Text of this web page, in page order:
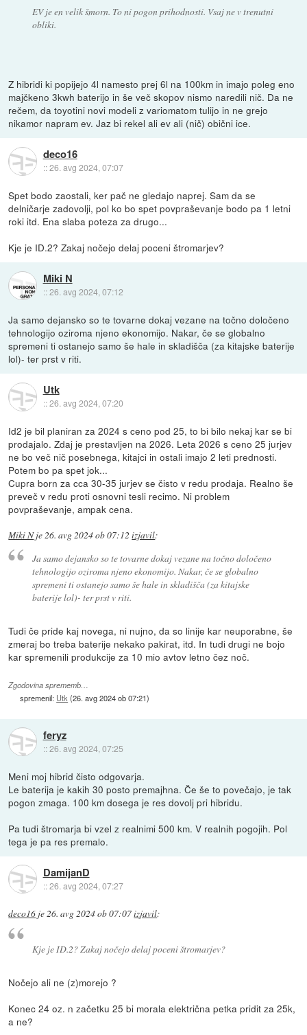
EV je en velik šmorn. To ni pogon prihodnosti. Vsaj ne v trenutni
obliki.
Z hibridi ki popijejo 4l namesto prej 6l na 100km in imajo poleg eno
majčkeno 3kwh baterijo in še več skopov nismo naredili nič. Da ne
rečem, da toyotini novi modeli z variomatom tulijo in ne grejo
nikamor napram ev. Jaz bi rekel ali ev ali (nič) obični ice.
deco16
::26. avg 2024, 07:07
Spet bodo zaostali, ker pač ne gledajo naprej. Sam da se
delničarje zadovolji, pol ko bo spet povpraševanje bodo pa 1 letni
roki itd. Ena slaba poteza za drugo...
Kje je ID.2? Zakaj nočejo delaj poceni štromarjev?
Miki N
::26. avg 2024, 07:12
Ja samo dejansko so te tovarne dokaj vezane na točno določeno
tehnologijo oziroma njeno ekonomijo. Nakar, če se globalno
spremeni ti ostanejo samo še hale in skladišča (za kitajske baterije
lol)- ter prst v riti.
Utk
::26. avg 2024, 07:20
Id2 je bil planiran za 2024 s ceno pod 25, to bi bilo nekaj kar se bi
prodajalo. Zdaj je prestavljen na 2026. Leta 2026 s ceno 25 jurjev
ne bo več nič posebnega, kitajci in ostali imajo 2 leti prednosti.
Potem bo pa spet jok...
Cupra born za cca 30-35 jurjev se čisto v redu prodaja. Realno še
preveč v redu proti osnovni tesli recimo. Ni problem
povpraševanje, ampak cena.
Miki Nje26. avg 2024 ob 07:12 izjavil:
Ja samo dejansko so te tovarne dokaj vezane na točno določeno
tehnologijo oziroma njeno ekonomijo. Nakar, če se globalno
spremeni ti ostanejo samo še hale in skladišča (za kitajske
baterije lol)- ter prst v riti.
Tudi če pride kaj novega, ni nujno, da so linije kar neuporabne, še
zmeraj bo treba baterije nekako pakirat, itd. In tudi drugi ne bojo
kar spremenili produkcije za 10 mio avtov letno čez noč.
Zgodovina sprememb…
spremenil: Utk (26. avg 2024 ob 07:21)
feryz
::26. avg 2024, 07:25
Meni moj hibrid čisto odgovarja.
Le baterija je kakih 30 posto premajhna. Če še to povečajo, je tak
pogon zmaga. 100 km dosega je res dovolj pri hibridu.
Pa tudi štromarja bi vzel z realnimi 500 km. V realnih pogojih. Pol
tega je pa res premalo.
DamijanD
::26. avg 2024, 07:27
deco16 je26. avg 2024 ob 07:07izjavil:
Kje je ID.2? Zakaj nočejo delaj poceni štromarjev?
Nočejo ali ne (z)morejo ?
Konec 24 oz. n začetku 25 bi morala električna petka pridit za 25k,
a ne?